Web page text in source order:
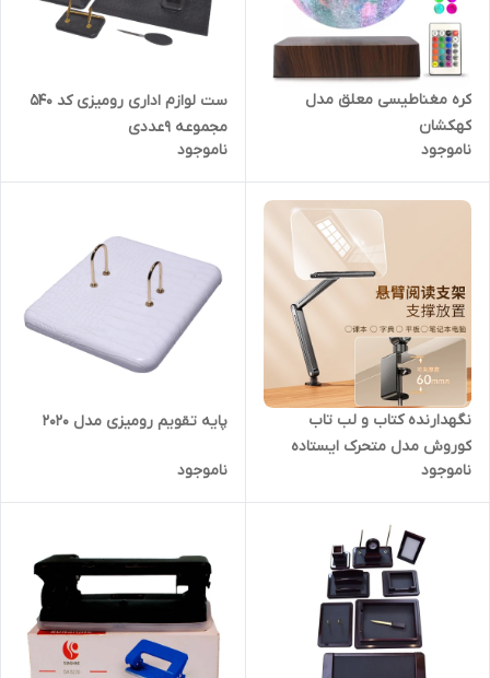
کره مغناطیسی معلق مدل
کهکشان
ناموجود
ست لوازم اداری رومیزی کد ۵۴۰
مجموعه 9عددی
ناموجود
نگهدارنده کتاب و لب تاب
کوروش مدل متحرک ایستاده
ناموجود
پایه تقویم رومیزی مدل ۲۰۲۰
ناموجود